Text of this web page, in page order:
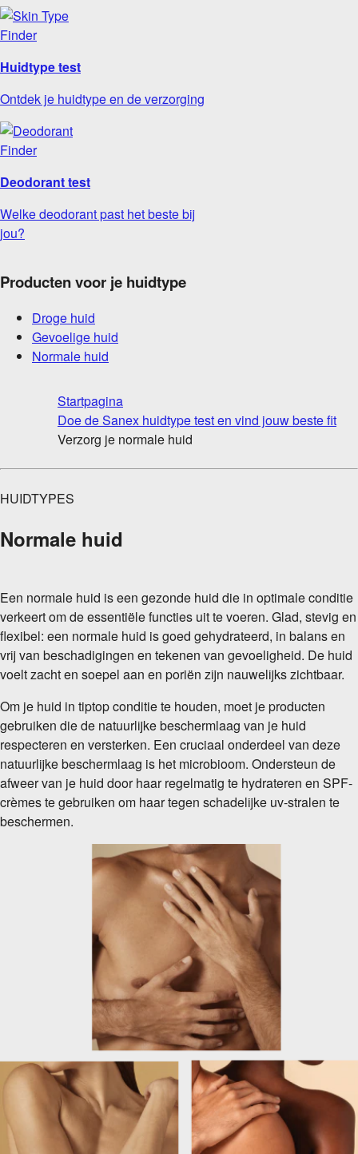
Huidtype test
Ontdek je huidtype en de verzorging
Deodorant test
Welke deodorant past het beste bij
jou?
Producten voor je huidtype
Droge huid
Gevoelige huid
Normale huid
Startpagina
Doe de Sanex huidtype test en vind jouw beste fit
Verzorg je normale huid
HUIDTYPES
Normale huid
Een normale huid is een gezonde huid die in optimale conditie
verkeert om de essentiële functies uit te voeren. Glad, stevig en
flexibel: een normale huid is goed gehydrateerd, in balans en
vrij van beschadigingen en tekenen van gevoeligheid. De huid
voelt zacht en soepel aan en poriën zijn nauwelijks zichtbaar.
Om je huid in tiptop conditie te houden, moet je producten
gebruiken die de natuurlijke beschermlaag van je huid
respecteren en versterken. Een cruciaal onderdeel van deze
natuurlijke beschermlaag is het microbioom. Ondersteun de
afweer van je huid door haar regelmatig te hydrateren en SPF-
crèmes te gebruiken om haar tegen schadelijke uv-stralen te
beschermen.